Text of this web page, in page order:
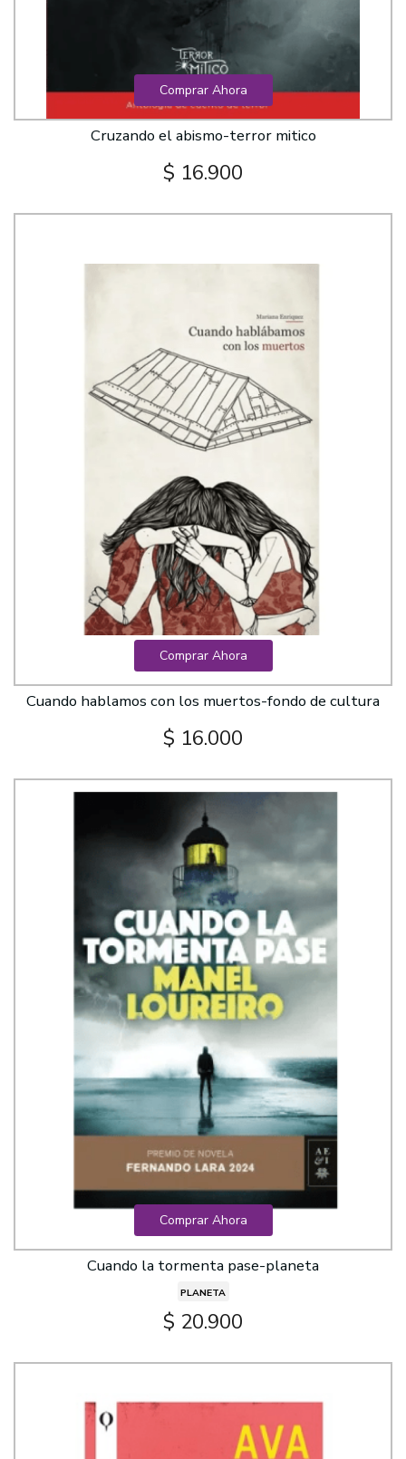
Comprar Ahora
Cruzando el abismo-terror mitico
$ 16.900
Comprar Ahora
Cuando hablamos con los muertos-fondo de cultura
$ 16.000
Comprar Ahora
Cuando la tormenta pase-planeta
PLANETA
$ 20.900